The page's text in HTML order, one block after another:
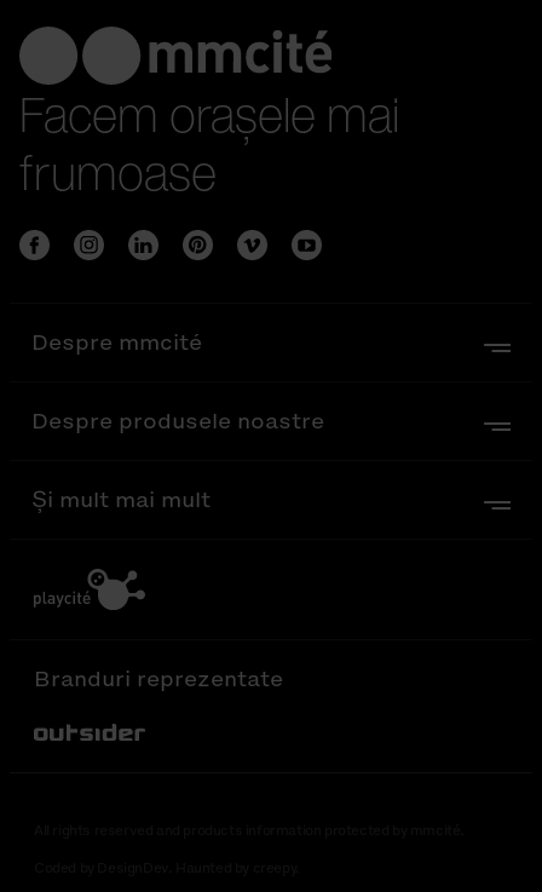
Facem orașele mai
frumoase
Despre mmcité
Despre produsele noastre
Și mult mai mult
Branduri reprezentate
Out-Sider